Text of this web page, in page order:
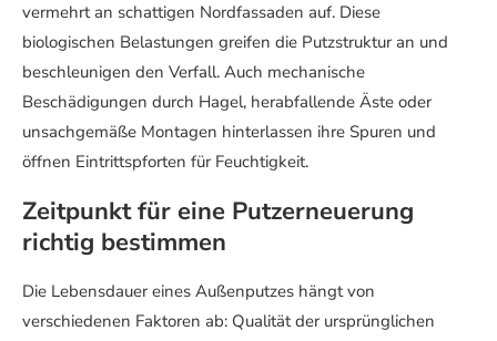
vermehrt an schattigen Nordfassaden auf. Diese
biologischen Belastungen greifen die Putzstruktur an und
beschleunigen den Verfall. Auch mechanische
Beschädigungen durch Hagel, herabfallende Äste oder
unsachgemäße Montagen hinterlassen ihre Spuren und
öffnen Eintrittspforten für Feuchtigkeit.
Zeitpunkt für eine Putzerneuerung
richtig bestimmen
Die Lebensdauer eines Außenputzes hängt von
verschiedenen Faktoren ab: Qualität der ursprünglichen